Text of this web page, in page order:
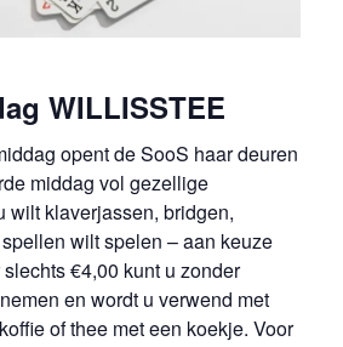
WILLISSTEE
opent de SooS haar deuren
middag vol gezellige
wilt klaverjassen, bridgen,
wilt spelen – aan keuze
€4,00 kunt u zonder
en wordt u verwend met
of thee met een koekje. Voor